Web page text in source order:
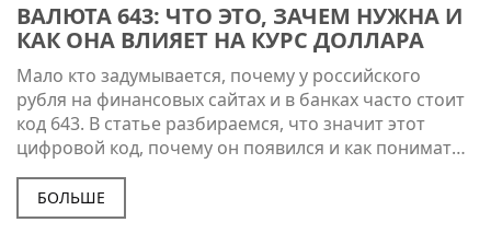
ВАЛЮТА 643: ЧТО ЭТО, ЗАЧЕМ НУЖНА И
КАК ОНА ВЛИЯЕТ НА КУРС ДОЛЛАРА
Мало кто задумывается, почему у российского
рубля на финансовых сайтах и в банках часто стоит
код 643. В статье разбираемся, что значит этот
цифровой код, почему он появился и как понимать
курсы валют с его учётом. Расскажем, при чём тут
доллар и как не напутать при переводах и обменах.
Всё просто, конкретно и без лишней теории.
БОЛЬШЕ